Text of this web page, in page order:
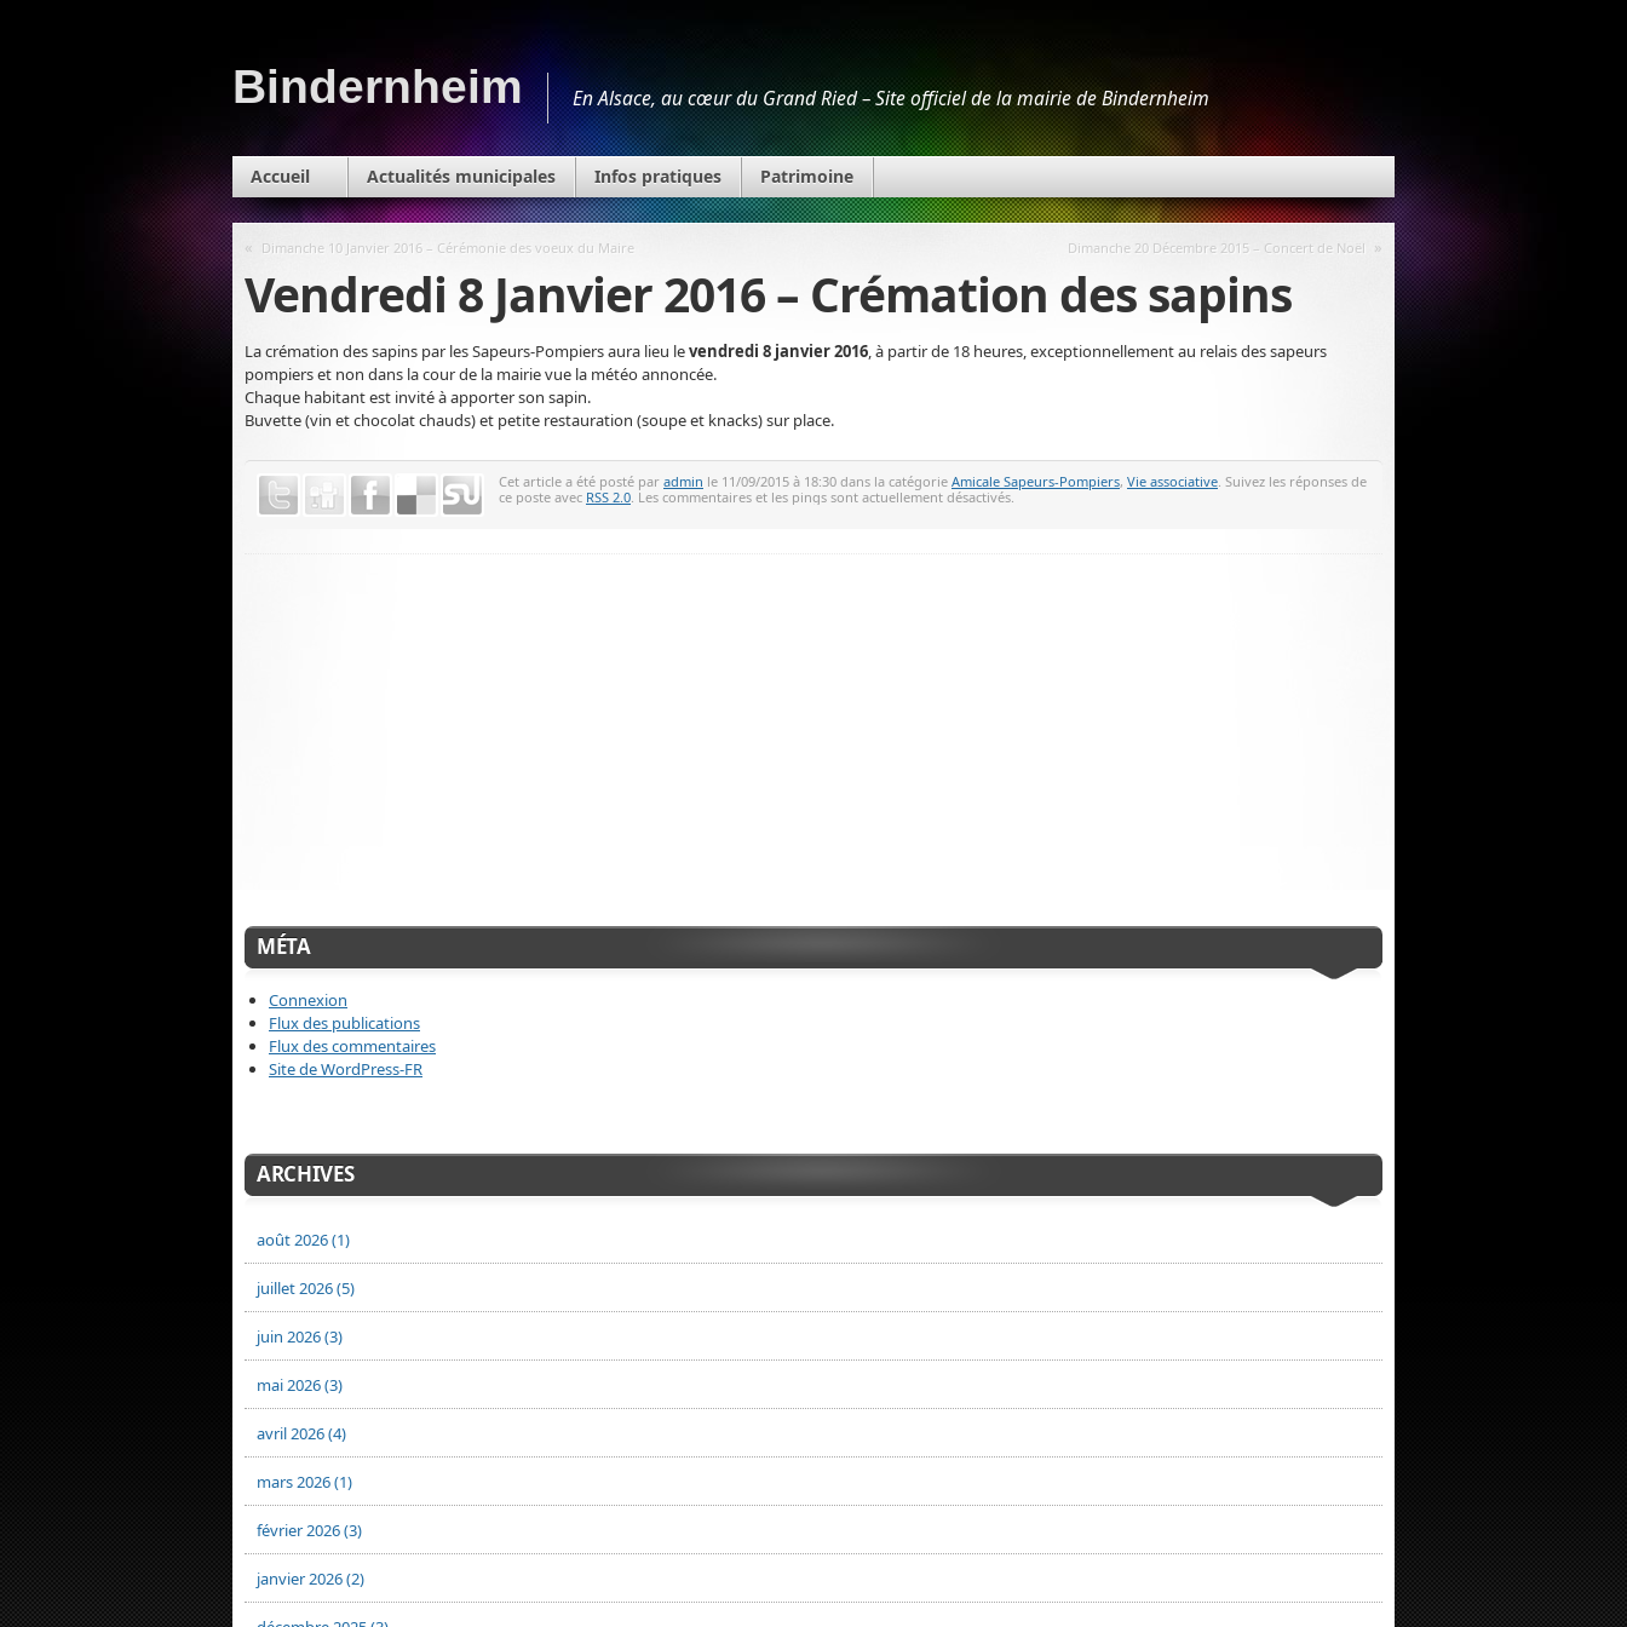
Bindernheim En Alsace, au cœur du Grand Ried – Site officiel de la mairie de Bindernheim
Accueil Actualités municipales Infos pratiques Patrimoine
« Dimanche 10 Janvier 2016 – Cérémonie des voeux du Maire Dimanche 20 Décembre 2015 – Concert de Noël »
Vendredi 8 Janvier 2016 – Crémation des sapins
La crémation des sapins par les Sapeurs-Pompiers aura lieu levendredi 8 janvier 2016, à partir de 18 heures, exceptionnellement au relais des sapeurs
pompiers et non dans la cour de la mairie vue la météo annoncée.
Chaque habitant est invité à apporter son sapin.
Buvette (vin et chocolat chauds) et petite restauration (soupe et knacks) sur place.
Cet article a été posté par admin le 11/09/2015 à 18:30 dans la catégorie Amicale Sapeurs-Pompiers, Vie associative. Suivez les réponses de
ce poste avec RSS 2.0. Les commentaires et les pings sont actuellement désactivés.
MÉTA
Connexion
Flux des publications
Flux des commentaires
Site de WordPress-FR
ARCHIVES
août 2026 (1)
juillet 2026 (5)
juin 2026 (3)
mai 2026 (3)
avril 2026 (4)
mars 2026 (1)
février 2026 (3)
janvier 2026 (2)